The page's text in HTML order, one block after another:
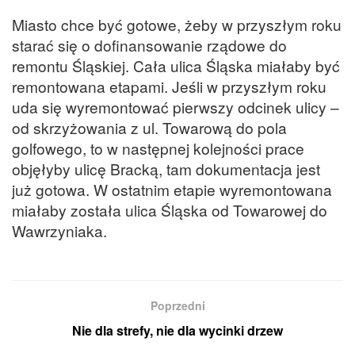
Miasto chce być gotowe, żeby w przyszłym roku
starać się o dofinansowanie rządowe do
remontu Śląskiej. Cała ulica Śląska miałaby być
remontowana etapami. Jeśli w przyszłym roku
uda się wyremontować pierwszy odcinek ulicy –
od skrzyżowania z ul. Towarową do pola
golfowego, to w następnej kolejności prace
objęłyby ulicę Bracką, tam dokumentacja jest
już gotowa. W ostatnim etapie wyremontowana
miałaby została ulica Śląska od Towarowej do
Wawrzyniaka.
Poprzedni
Nie dla strefy, nie dla wycinki drzew